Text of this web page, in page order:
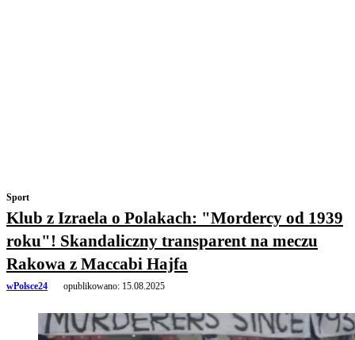
Sport
Klub z Izraela o Polakach: "Mordercy od 1939
roku"! Skandaliczny transparent na meczu
Rakowa z Maccabi Hajfa
wPolsce24 opublikowano: 15.08.2025